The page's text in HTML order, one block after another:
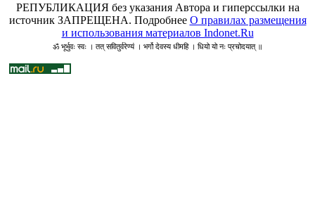
РЕПУБЛИКАЦИЯ без указания Автора и гиперссылки на
источник ЗАПРЕЩЕНА. Подробнее О правилах размещения
и использования материалов Indonet.Ru
ॐ भूर्भुवः स्वः । तत् सवितुर्वरेण्यं । भर्गो देवस्य धीमहि । धियो यो नः प्रचोदयात् ॥